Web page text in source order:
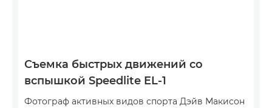
Съемка быстрых движений со
вспышкой Speedlite EL-1
Фотограф активных видов спорта Дэйв Макисон